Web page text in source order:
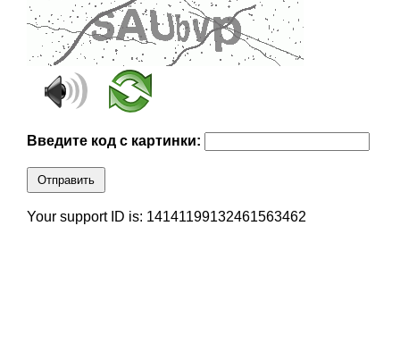
Введите код с картинки:
Отправить
Your support ID is: 14141199132461563462